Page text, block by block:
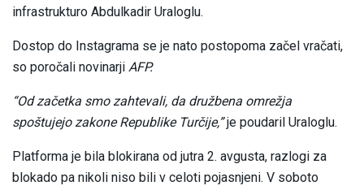
infrastrukturo Abdulkadir Uraloglu.
Dostop do Instagrama se je nato postopoma začel vračati,
so poročali novinarji AFP.
“Od začetka smo zahtevali, da družbena omrežja
spoštujejo zakone Republike Turčije,”je poudaril Uraloglu.
Platforma je bila blokirana od jutra 2. avgusta, razlogi za
blokado pa nikoli niso bili v celoti pojasnjeni. V soboto